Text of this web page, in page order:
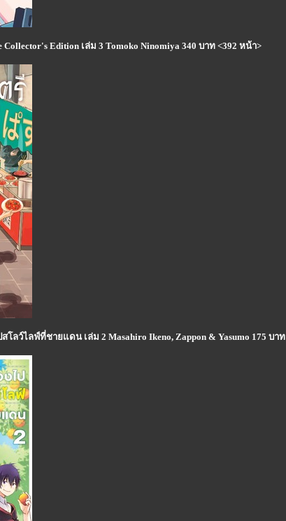
Edition เล่ม 3 Tomoko Ninomiya 340 บาท <392 หน้า>
ลว์ไลฟ์ที่ชายแดน เล่ม 2 Masahiro Ikeno, Zappon & Yasumo 175 บาท